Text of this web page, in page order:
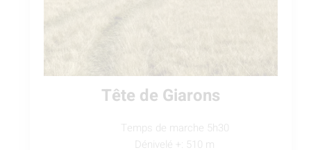
Tête de Giarons
Temps de marche 5h30
Dénivelé +: 510 m